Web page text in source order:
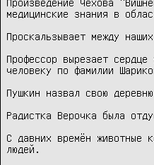
медицинские знания в
Проскальзывает между
Профессор вырезает
человеку по фамилии
Пушкин назвал свою
Радистка Верочка была
С давних времён животные
людей.